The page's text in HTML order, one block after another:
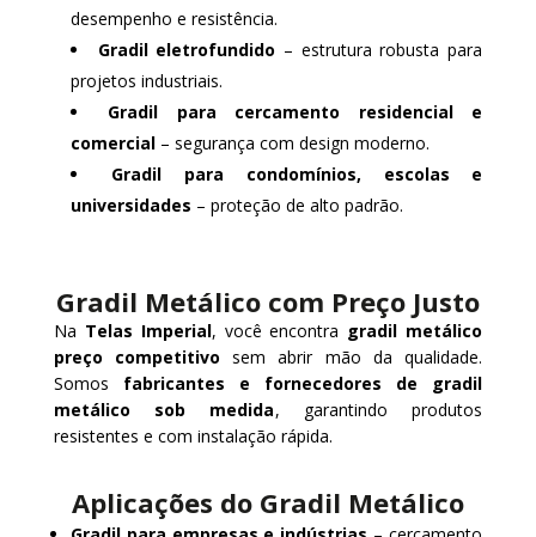
desempenho e resistência.
Gradil eletrofundido – estrutura robusta para
projetos industriais.
Gradil para cercamento residencial e
comercial– segurança com design moderno.
Gradil para condomínios, escolas e
universidades – proteção de alto padrão.
Gradil Metálico com Preço Justo
Na Telas Imperial, você encontra gradil metálico
preço competitivo sem abrir mão da qualidade.
Somos fabricantes e fornecedores de gradil
metálico sob medida, garantindo produtos
resistentes e com instalação rápida.
Aplicações do Gradil Metálico